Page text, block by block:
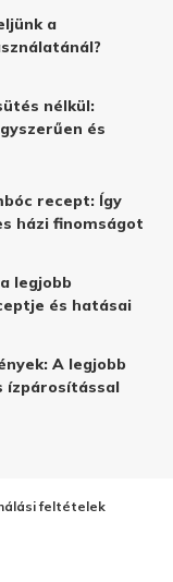
a
nélkül:
és
recept: Így
házi finomságot
legjobb
és hatásai
A legjobb
ízpárosítással
feltételek